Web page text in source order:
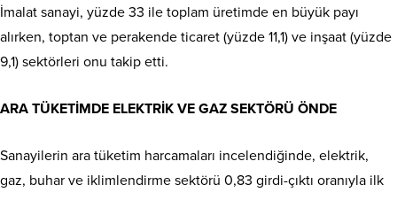
İmalat sanayi, yüzde 33 ile toplam üretimde en büyük payı
alırken, toptan ve perakende ticaret (yüzde 11,1) ve inşaat (yüzde
9,1) sektörleri onu takip etti.
ARA TÜKETİMDE ELEKTRİK VE GAZ SEKTÖRÜ ÖNDE
Sanayilerin ara tüketim harcamaları incelendiğinde, elektrik,
gaz, buhar ve iklimlendirme sektörü 0,83 girdi-çıktı oranıyla ilk